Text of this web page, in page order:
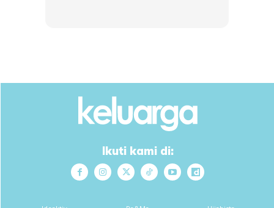
Bunga telang 20 helai rebus kosong atau campur
1 sudu makan biji selasih
Ikuti kami di: